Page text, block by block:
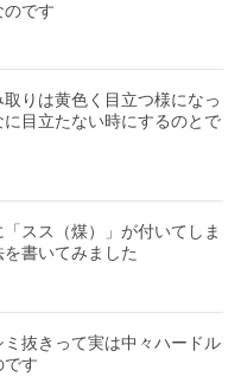
です
りは黄色く目立つ様になっ
目立たない時にするのとで
スス（煤）」が付いてしま
書いてみました
抜きって実は中々ハードル
です